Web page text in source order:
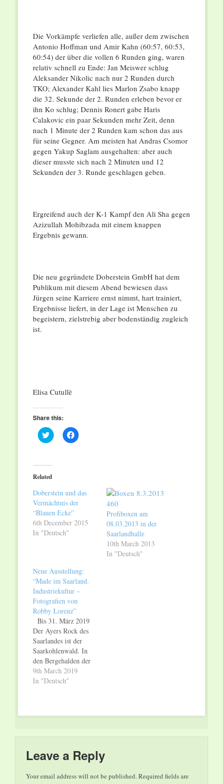
Die Vorkämpfe verliefen alle, außer dem zwischen
Antonio Hoffman und Amir Kahn (60:57, 60:53,
60:54) der über die vollen 6 Runden ging, waren
relativ schnell zu Ende: Jan Meiswer schlug
Aleksander Nikolic nach nur 2 Runden durch
TKO; Alexander Kahl lies Marlon Zsabo knapp
die 32. Sekunde der 2. Runden erleben bevor er
ihn Ko schlug; Dennis Ronert gabe Haris
Calakovic ein paar Sekunden mehr Zeit, denn
nach 1 Minute der 2 Runden kam schon das aus
für seine Gegner. Am meisten hat Andras Csomor
gegen Yakup Saglam ausgehalten: aber auch
dieser musste sich nach 2 Minuten und 12
Sekunden der 3. Runde geschlagen geben.
Ergreifend auch der K-1 Kampf den Ali Sha gegen
Azizullah Mohibzada mit einem knappen
Ergebnis gewann.
Die neu gegründete Doberstein GmbH hat dem
Publikum mit diesem Abend bewiesen dass
Jürgen seine Karriere ernst nimmt, hart trainiert,
Ergebnisse liefert, in der Lage ist Menschen zu
begeistern, zielstrebig aber bodenständig zugleich
ist.
Elisa Cutullè
Share this:
Click
to
(Opens
in
new
Click
to
Related
Doberstein und das
Vermächtnis der
“Blauen Ecke”
6th December 2015
In "Deutsch"
Profiboxen am
08.03.2013 in der
Saarlandhalle
10th March 2013
In "Deutsch"
Neue Ausstellung:
“Made im Saarland.
Industriekultur –
Fotografien von
Robby Lorenz”
Bis 31. März 2019
Der Ayers Rock des
Saarlandes ist der
Saarkohlenwald. In
den Bergehalden der
Saar steckt ein
ungeahntes Potential
Landschaften. Die
Bilder, die Faszination
9th March 2019
In "Deutsch"
Leave a Reply
Your email address will not be published.Required fields are